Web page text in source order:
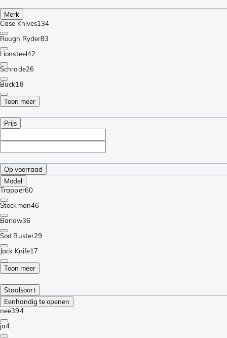
Merk
Case Knives134
Rough Ryder83
Lionsteel42
Schrade26
Buck18
Toon meer
Prijs
Op voorraad
Model
Trapper60
Stockman46
Barlow36
Sod Buster29
Jack Knife17
Toon meer
Staalsoort
Eenhandig te openen
nee394
ja4